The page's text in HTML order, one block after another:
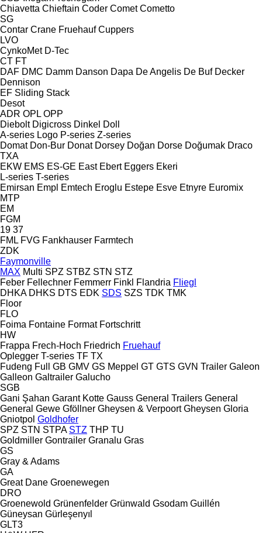
Chiavetta Chieftain Coder Comet Cometto
SG
Contar Crane Fruehauf Cuppers
LVO
CynkoMet D-Tec
CT FT
DAF DMC Damm Danson Dapa De Angelis De Buf Decker
Dennison
EF Sliding Stack
Desot
ADR OPL OPP
Diebolt Digicross Dinkel Doll
A-series Logo P-series Z-series
Domat Don-Bur Donat Dorsey Doğan Dorse Doğumak Draco
TXA
EKW EMS ES-GE East Ebert Eggers Ekeri
L-series T-series
Emirsan Empl Emtech Eroglu Estepe Esve Etnyre Euromix
MTP
EM
FGM
19 37
FML FVG Fankhauser Farmtech
ZDK
Faymonville
MAX Multi SPZ STBZ STN STZ
Feber Fellechner Femmerr Finkl Flandria Fliegl
DHKA DHKS DTS EDK SDS SZS TDK TMK
Floor
FLO
Foima Fontaine Format Fortschritt
HW
Frappa Frech-Hoch Friedrich Fruehauf
Oplegger T-series TF TX
Fudeng Full GB GMV GS Meppel GT GTS GVN Trailer Galeon
Galleon Galtrailer Galucho
SGB
Gani Şahan Garant Kotte Gauss General Trailers General
General Gewe Gföllner Gheysen & Verpoort Gheysen Gloria
Gniotpol Goldhofer
SPZ STN STPA STZ THP TU
Goldmiller Gontrailer Granalu Gras
GS
Gray & Adams
GA
Great Dane Groenewegen
DRO
Groenewold Grünenfelder Grünwald Gsodam Guillén
Güneysan Gürleşenyıl
GLT3